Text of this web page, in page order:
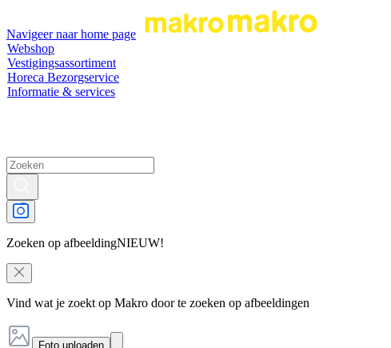
Navigeer naar home page
Webshop
Vestigingsassortiment
Horeca Bezorgservice
Informatie & services
Zoeken op afbeeldingNIEUW!
Vind wat je zoekt op Makro door te zoeken op afbeeldingen
Foto uploaden